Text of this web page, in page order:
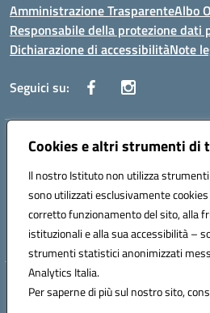
Cookies e altri strumenti di
Il nostro Istituto non utilizza
sono utilizzati esclusivamente
corretto funzionamento del sito, alla
istituzionali e alla sua accessibilità –
strumenti statistici anonimizzati
Analytics Italia.
Per saperne di più sul nostro sito,
Amministrazione TrasparenteAlbo
Responsabile della protezione dati
Dichiarazione di accessibilitàNote
Seguici su:
Indirizzo:Corso Vittorio Emanuele, 27
Posta elettronica certificata (PEC):
Codice fiscale: 97308550827
Codice meccanografico: PAIS03600R
Hosting & Powered by
Concept & Design by